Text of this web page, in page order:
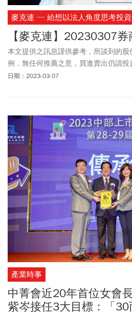
麥克連 ─ 給想以法人角度思考投
【麥克連】20230307
本文提供之訊息謹供參考，所談到的
例，無任何推薦之意，買進賣出仍請
供訂閱戶本人使用，非經授權嚴禁任何
日期：2023-03-07
產業時事
中菁會近20年首位女會
紫岑接任3大目標：「